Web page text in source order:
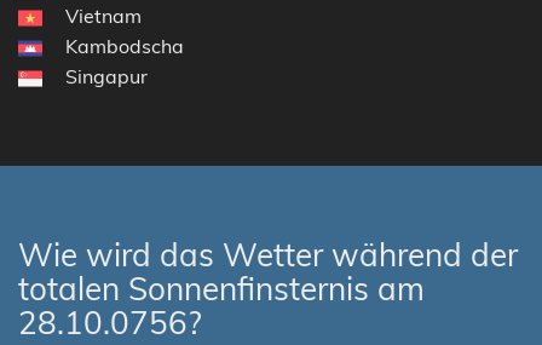
Vietnam
Kambodscha
Singapur
Wie wird das Wetter während der
totalen Sonnenfinsternis am
28.10.0756?